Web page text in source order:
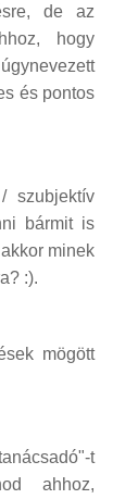
de az
hogy
és pontos
szubjektív
bármit is
minek
:).
mögött
t
ahhoz,